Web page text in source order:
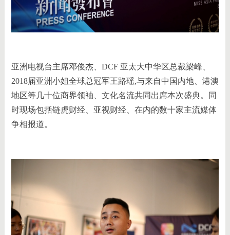
亚洲电视台主席邓俊杰、DCF 亚太大中华区总裁梁峰、
2018届亚洲小姐全球总冠军王路瑶,与来自中国内地、港澳
地区等几十位商界领袖、文化名流共同出席本次盛典。同
时现场包括链虎财经、亚视财经、在内的数十家主流媒体
争相报道。